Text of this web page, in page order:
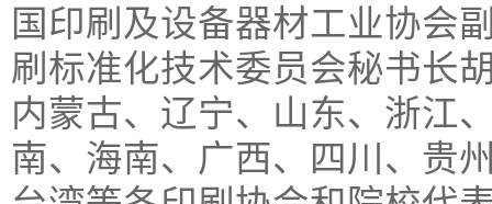
国印刷及设备器材工业协会
刷标准化技术委员会秘书长
内蒙古、辽宁、山东、浙江
南、海南、广西、四川、贵